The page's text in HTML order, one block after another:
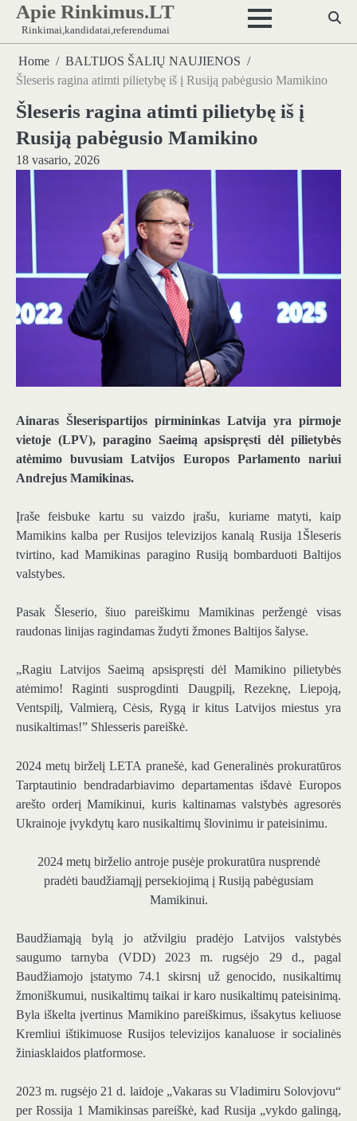
Skip
content
Apie Rinkimus.LT
Rinkimai,kandidatai,referendumai
Home
BALTIJOS ŠALIŲ NAUJIENOS
Šleseris ragina atimti pilietybę iš į Rusiją pabėgusio Mamikino
Šleseris ragina atimti pilietybę iš į
Rusiją pabėgusio Mamikino
18 vasario, 2026
Ainaras Šleserispartijos pirmininkas Latvija yra pirmoje
vietoje (LPV), paragino Saeimą apsispręsti dėl pilietybės
atėmimo buvusiam Latvijos Europos Parlamento nariui
Andrejus Mamikinas.
Įraše feisbuke kartu su vaizdo įrašu, kuriame matyti, kaip
Mamikins kalba per Rusijos televizijos kanalą Rusija 1 Šleseris
tvirtino, kad Mamikinas paragino Rusiją bombarduoti Baltijos
valstybes.
Pasak Šleserio, šiuo pareiškimu Mamikinas peržengė visas
raudonas linijas ragindamas žudyti žmones Baltijos šalyse.
„Ragiu Latvijos Saeimą apsispręsti dėl Mamikino pilietybės
atėmimo! Raginti susprogdinti Daugpilį, Rezeknę, Liepoją,
Ventspilį, Valmierą, Cėsis, Rygą ir kitus Latvijos miestus yra
nusikaltimas!” Shlesseris pareiškė.
2024 metų birželį LETA pranešė, kad Generalinės prokuratūros
Tarptautinio bendradarbiavimo departamentas išdavė Europos
arešto orderį Mamikinui, kuris kaltinamas valstybės agresorės
Ukrainoje įvykdytų karo nusikaltimų šlovinimu ir pateisinimu.
2024 metų birželio antroje pusėje prokuratūra nusprendė
pradėti baudžiamąjį persekiojimą į Rusiją pabėgusiam
Mamikinui.
Baudžiamąją bylą jo atžvilgiu pradėjoLatvijos valstybės
saugumo tarnyba (VDD)2023 m. rugsėjo 29 d., pagal
Baudžiamojo įstatymo 74.1 skirsnį už genocido, nusikaltimų
žmoniškumui, nusikaltimų taikai ir karo nusikaltimų pateisinimą.
Byla iškelta įvertinus Mamikino pareiškimus, išsakytus keliuose
Kremliui ištikimuose Rusijos televizijos kanaluose ir socialinės
žiniasklaidos platformose.
2023 m. rugsėjo 21 d. laidoje „Vakaras su Vladimiru Solovjovu“
per Rossija 1 Mamikinsas pareiškė, kad Rusija „vykdo galingą,